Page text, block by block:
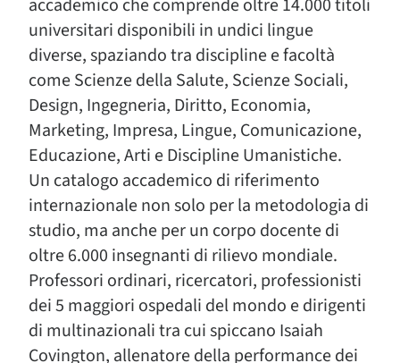
accademico che comprende oltre 14.000 titoli
universitari disponibili in undici lingue
diverse, spaziando tra discipline e facoltà
come Scienze della Salute, Scienze Sociali,
Design, Ingegneria, Diritto, Economia,
Marketing, Impresa, Lingue, Comunicazione,
Educazione, Arti e Discipline Umanistiche.
Un catalogo accademico di riferimento
internazionale non solo per la metodologia di
studio, ma anche per un corpo docente di
oltre 6.000 insegnanti di rilievo mondiale.
Professori ordinari, ricercatori, professionisti
dei 5 maggiori ospedali del mondo e dirigenti
di multinazionali tra cui spiccano Isaiah
Covington, allenatore della performance dei